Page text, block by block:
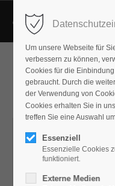
Um unsere Webseite für
verbessern zu können,
Cookies für die
gebraucht. Durch die
der Verwendung von
Cookies erhalten Sie in
treffen Sie eine Auswahl
Essenziell
Essenzielle Cookies
funktioniert.
Externe Medien